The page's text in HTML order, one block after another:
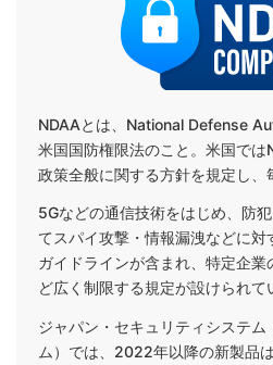
NDAAとは、National Defense
米国国防権限法のこと。米国では
政策全般に関する方針を規定し、
5Gなどの通信技術をはじめ、防
てスパイ攻撃・情報漏洩などに
ガイドラインが含まれ、特定企
ど広く制限する規定が設けられて
ジャパン・セキュリティシステ
ム）では、2022年以降の新製品